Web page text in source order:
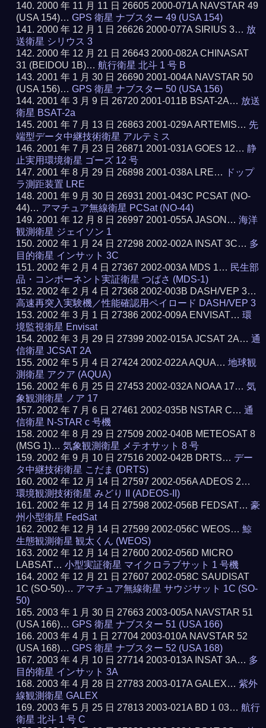
2000 年 11 月 11 日 26605 2000-071A NAVSTAR 49
(USA 154)…GPS 衛星 ナブスター 49 (USA 154)
2000 年 12 月 1 日 26626 2000-077A SIRIUS 3… 放
送衛星 シリウス 3
2000 年 12 月 21 日 26643 2000-082A CHINASAT
31 (BEIDOU 1B)…航行衛星 北斗 1 号 B
2001 年 1 月 30 日 26690 2001-004A NAVSTAR 50
(USA 156)…GPS 衛星 ナブスター 50 (USA 156)
2001 年 3 月 9 日 26720 2001-011B BSAT-2A… 放送
衛星 BSAT-2a
2001 年 7 月 13 日 26863 2001-029A ARTEMIS… 先
端型データ中継技術衛星 アルテミス
2001 年 7 月 23 日 26871 2001-031A GOES 12…静
止実用環境衛星 ゴーズ 12 号
2001 年 8 月 29 日 26898 2001-038A LRE…
ドップ
ラ測距装置 LRE
2001 年 9 月 30 日 26931 2001-043C PCSAT (NO-
44)… アマチュア無線衛星 PCSat (NO-44)
2001 年 12 月 8 日 26997 2001-055A JASON…海洋
観測衛星 ジェイソン 1
2002 年 1 月 24 日 27298 2002-002A INSAT 3C… 多
目的衛星 インサット 3C
2002 年 2 月 4 日 27367 2002-003A MDS 1… 民生部
品・コンポーネント実証衛星 つばさ (MDS-1)
2002 年 2 月 4 日 27368 2002-003B DASH/VEP 3…
高速再突入実験機／性能確認用ペイロード DASH/VEP 3
2002 年 3 月 1 日 27386 2002-009A ENVISAT…環
境監視衛星 Envisat
2002 年 3 月 29 日 27399 2002-015A JCSAT 2A…通
信衛星 JCSAT 2A
2002 年 5 月 4 日 27424 2002-022A AQUA…地球観
測衛星 アクア (AQUA)
2002 年 6 月 25 日 27453 2002-032A NOAA 17…気
象観測衛星 ノア 17
2002 年 7 月 6 日 27461 2002-035B NSTAR C…通
信衛星 N-STAR c 号機
2002 年 8 月 29 日 27509 2002-040B METEOSAT 8
(MSG 1)…気象観測衛星 メテオサット 8 号
2002 年 9 月 10 日 27516 2002-042B DRTS… デー
タ中継技術衛星 こだま (DRTS)
2002 年 12 月 14 日 27597 2002-056A ADEOS 2…
環境観測技術衛星 みどり II (ADEOS-II)
2002 年 12 月 14 日 27598 2002-056B FEDSAT…豪
州小型衛星 FedSat
2002 年 12 月 14 日 27599 2002-056C WEOS…鯨
生態観測衛星 観太くん (WEOS)
2002 年 12 月 14 日 27600 2002-056D MICRO
LABSAT…小型実証衛星 マイクロラブサット 1 号機
2002 年 12 月 21 日 27607 2002-058C SAUDISAT
1C (SO-50)… アマチュア無線衛星 サウジサット 1C (SO-
50)
2003 年 1 月 30 日 27663 2003-005A NAVSTAR 51
(USA 166)…GPS 衛星 ナブスター 51 (USA 166)
2003 年 4 月 1 日 27704 2003-010A NAVSTAR 52
(USA 168)…GPS 衛星 ナブスター 52 (USA 168)
2003 年 4 月 10 日 27714 2003-013A INSAT 3A… 多
目的衛星 インサット 3A
2003 年 4 月 28 日 27783 2003-017A GALEX…紫外
線観測衛星 GALEX
2003 年 5 月 25 日 27813 2003-021A BD 1 03…航行
衛星 北斗 1 号 C